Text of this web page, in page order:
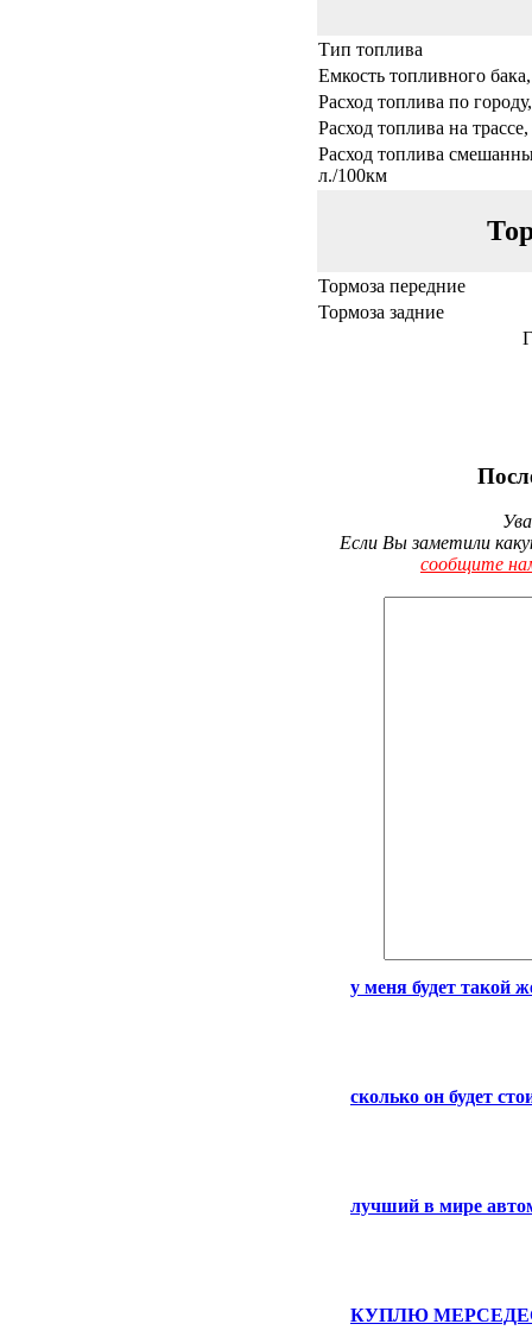
Тип топлива
Емкость топливного
Расход топлива по
Расход топлива на
Расход топлива
л./100км
Тормоза передние
Тормоза задние
Если Вы заметили
сообщите
у меня будет такой
сколько он будет
лучший в мире
КУПЛЮ